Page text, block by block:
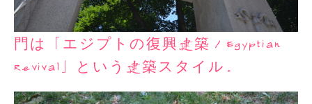
門は「エジプトの復興建築／Egyptian
Revival」という建築スタイル。